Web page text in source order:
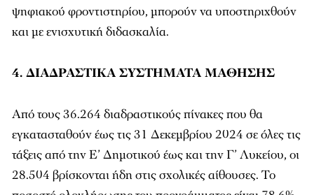
ψηφιακού φροντιστηρίου, μπορούν να υποστηριχθούν
και με ενισχυτική διδασκαλία.
4. ΔΙΑΔΡΑΣΤΙΚΑ ΣΥΣΤΗΜΑΤΑ ΜΑΘΗΣΗΣ
Από τους 36.264 διαδραστικούς πίνακες που θα
εγκατασταθούν έως τις 31 Δεκεμβρίου 2024 σε όλες τις
τάξεις από την Ε’ Δημοτικού έως και την Γ’ Λυκείου, οι
28.504 βρίσκονται ήδη στις σχολικές αίθουσες. Το